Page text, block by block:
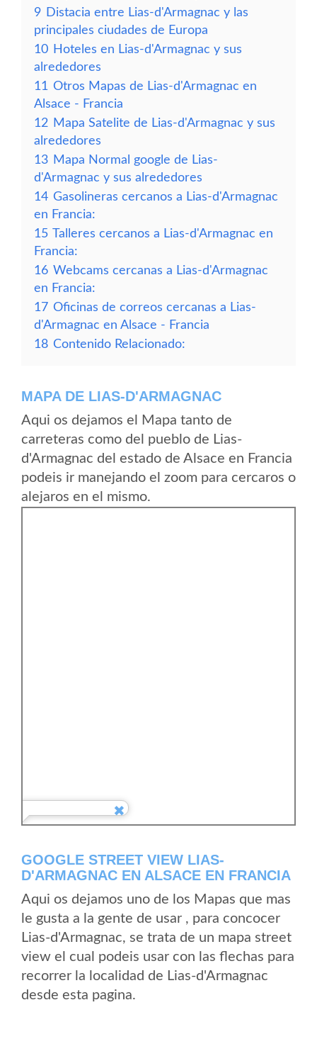
9 Distacia entre Lias-d'Armagnac y las
principales ciudades de Europa
10 Hoteles en Lias-d'Armagnac y sus
alrededores
11 Otros Mapas de Lias-d'Armagnac en
Alsace - Francia
12 Mapa Satelite de Lias-d'Armagnac y sus
alrededores
13 Mapa Normal google de Lias-
d'Armagnac y sus alrededores
14 Gasolineras cercanos a Lias-d'Armagnac
en Francia:
15 Talleres cercanos a Lias-d'Armagnac en
Francia:
16 Webcams cercanas a Lias-d'Armagnac
en Francia:
17 Oficinas de correos cercanas a Lias-
d'Armagnac en Alsace - Francia
18 Contenido Relacionado:
MAPA DE LIAS-D'ARMAGNAC
Aqui os dejamos el Mapa tanto de
carreteras como del pueblo de Lias-
d'Armagnac del estado de Alsace en Francia
podeis ir manejando el zoom para cercaros o
alejaros en el mismo.
GOOGLE STREET VIEW LIAS-
D'ARMAGNAC EN ALSACE EN FRANCIA
Aqui os dejamos uno de los Mapas que mas
le gusta a la gente de usar , para concocer
Lias-d'Armagnac, se trata de un mapa street
view el cual podeis usar con las flechas para
recorrer la localidad de Lias-d'Armagnac
desde esta pagina.